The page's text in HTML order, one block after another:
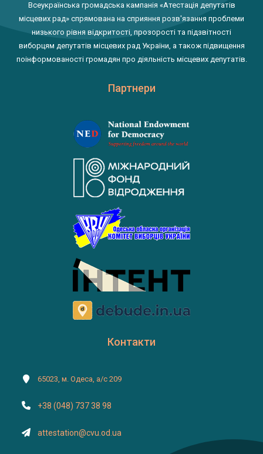
Всеукраїнська громадська кампанія «Атестація депутатів
місцевих рад» спрямована на сприяння розв'язання проблеми
низького рівня відкритості, прозорості та підзвітності
виборцям депутатів місцевих рад України, а також підвищення
поінформованості громадян про діяльність місцевих депутатів.
Партнери
Контакти
65023, м. Одеса, а/с 209
+38 (048) 737 38 98
attestation@cvu.od.ua